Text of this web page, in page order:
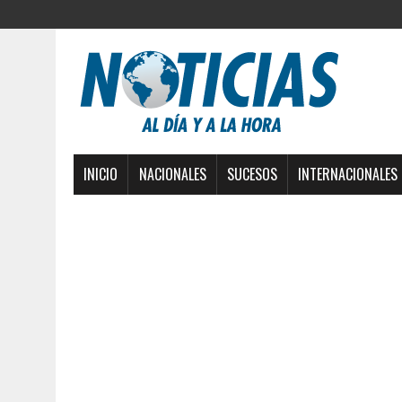
INICIO NACIONALES SUCESOS INTERNACIONALES